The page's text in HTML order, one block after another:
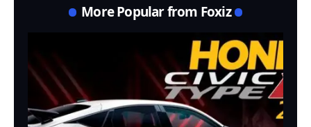
More Popular from Foxiz